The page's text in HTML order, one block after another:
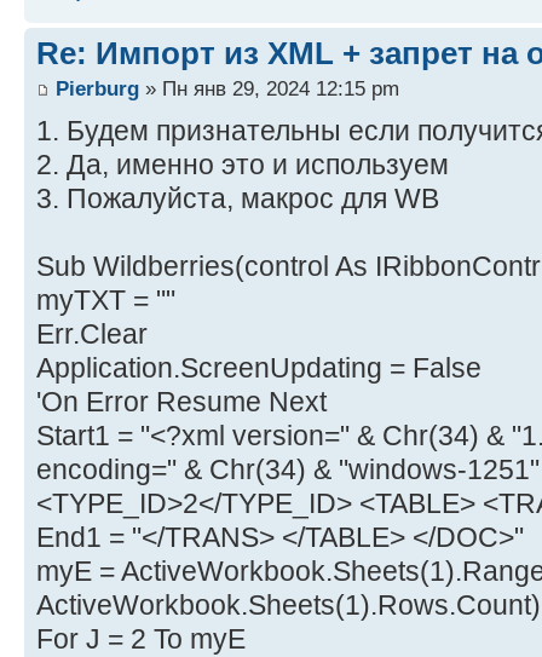
Re: Импорт из XML + запрет на
Pierburg » Пн янв 29, 2024 12:15 pm
1. Будем признательны если
2. Да, именно это и используем
3. Пожалуйста, макрос для WB
Sub Wildberries(control As
myTXT = ""
Err.Clear
Application.ScreenUpdating = False
'On Error Resume Next
Start1 = "<?xml version=" & Chr(34) &
encoding=" & Chr(34) & "windows-
<TYPE_ID>2</TYPE_ID> <TABLE>
End1 = "</TRANS> </TABLE> </DOC>"
myE =
For J = 2 To myE